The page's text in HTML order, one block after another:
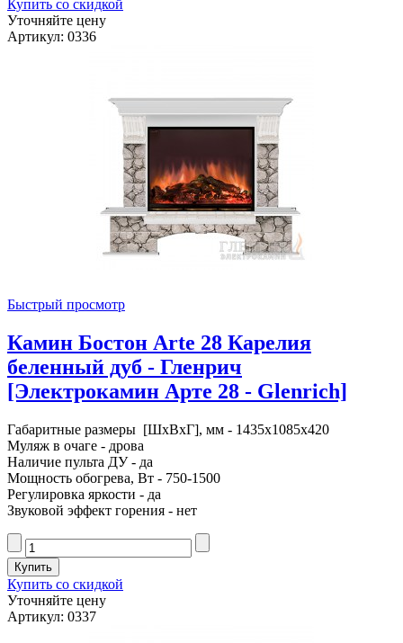
Купить со скидкой
Уточняйте цену
Артикул: 0336
Быстрый просмотр
Камин Бостон Arte 28 Карелия
беленный дуб - Гленрич
[Электрокамин Арте 28 - Glenrich]
Габаритные размеры [ШxВxГ], мм - 1435x1085x420
Муляж в очаге - дрова
Наличие пульта ДУ - да
Мощность обогрева, Вт - 750-1500
Регулировка яркости - да
Звуковой эффект горения - нет
Купить со скидкой
Уточняйте цену
Артикул: 0337